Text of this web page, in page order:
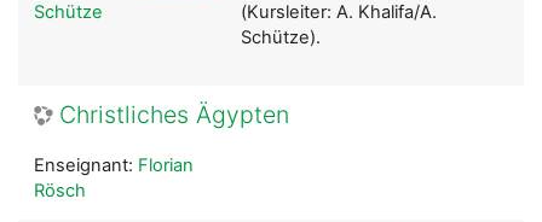
(Kursleiter: A. Khalifa/A.
Schütze).
Schütze
Christliches Ägypten
Enseignant: Florian
Rösch